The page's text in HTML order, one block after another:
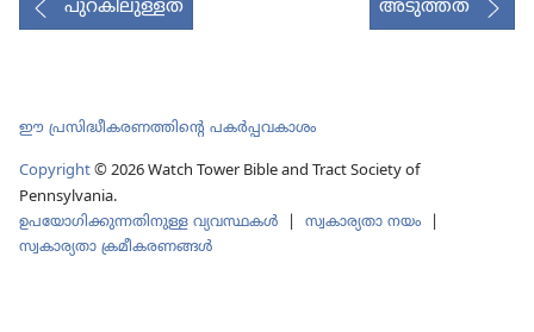
ചെയ്യുക
പുറകിലുള്ളത് അടുത്തത്
ഈ പ്രസിദ്ധീകരണത്തിന്‍റെ പകർപ്പവകാശം
Copyright© 2026 Watch Tower Bible and Tract Society of
Pennsylvania.
ഉപയോഗിക്കുന്നതിനുള്ള വ്യവസ്ഥകള്‍ സ്വകാര്യതാ നയം
സ്വകാര്യതാ ക്രമീകരണങ്ങൾ